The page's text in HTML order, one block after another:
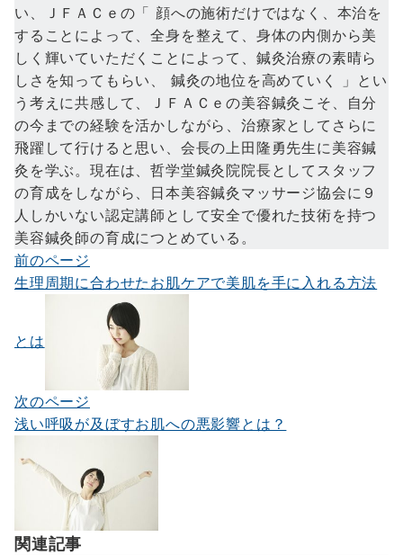
い、ＪＦＡＣｅの「 顔への施術だけではなく、本治を
することによって、全身を整えて、身体の内側から美
しく輝いていただくことによって、鍼灸治療の素晴ら
しさを知ってもらい、 鍼灸の地位を高めていく 」とい
う考えに共感して、ＪＦＡＣｅの美容鍼灸こそ、自分
の今までの経験を活かしながら、治療家としてさらに
飛躍して行けると思い、会長の上田隆勇先生に美容鍼
灸を学ぶ。現在は、哲学堂鍼灸院院長としてスタッフ
の育成をしながら、日本美容鍼灸マッサージ協会に９
人しかいない認定講師として安全で優れた技術を持つ
美容鍼灸師の育成につとめている。
投
稿
ビ
ー
前のページ
生理周期に合わせたお肌ケアで美肌を手に入れる方法
とは
次のページ
浅い呼吸が及ぼすお肌への悪影響とは？
関連記事